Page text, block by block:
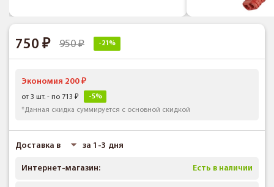
750 950 -21%
Экономия 200
от 3 шт. - по 713
-5%
*Данная скидка суммируется с основной скидкой
Доставка в за 1-3 дня
Интернет-магазин: Есть в наличии